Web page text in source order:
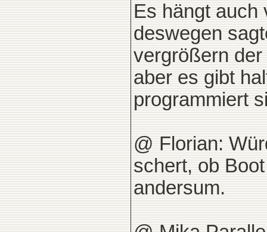
Es hängt auch
deswegen
vergrößern
aber es gibt
programmiert
@ Florian:
schert, ob
andersum.